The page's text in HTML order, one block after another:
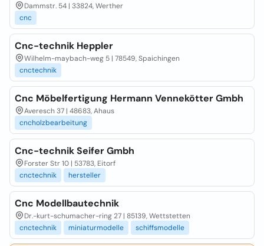
Dammstr. 54 | 33824, Werther
cnc
Cnc-technik Heppler
Wilhelm-maybach-weg 5 | 78549, Spaichingen
cnctechnik
Cnc Möbelfertigung Hermann Vennekötter Gmbh
Averesch 37 | 48683, Ahaus
cncholzbearbeitung
Cnc-technik Seifer Gmbh
Forster Str 10 | 53783, Eitorf
cnctechnik
hersteller
Cnc Modellbautechnik
Dr.-kurt-schumacher-ring 27 | 85139, Wettstetten
cnctechnik
miniaturmodelle schiffsmodelle